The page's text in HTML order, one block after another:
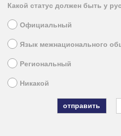
Какой статус должен быть у
Официальный
Язык межнационального
Региональный
Никакой